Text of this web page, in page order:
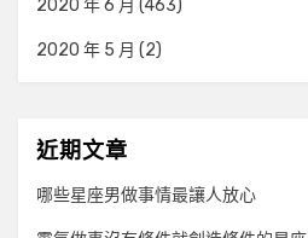
2020 年 6 月 (463)
2020 年 5 月 (2)
近期文章
哪些星座男做事情最讓人放心